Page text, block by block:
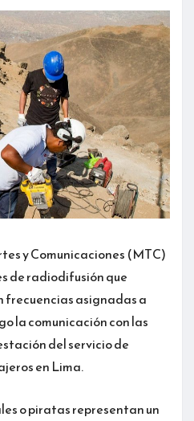
y Comunicaciones (MTC)
de radiodifusión que
asignadas a
la comunicación con las
del servicio de
en Lima.
o piratas representan un